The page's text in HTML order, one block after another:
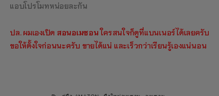
แอบโปรโมทหน่อยละกัน
ปล. ผมเองเปิด สอนอเมซอนใครสนใจก็ดูที่แบนเนอร์ได้เลยครับ
ขอให้ตั้งใจก่อนนะครับ ขายได้แน่ และเร็วกว่าเรียนรู้เองแน่นอน